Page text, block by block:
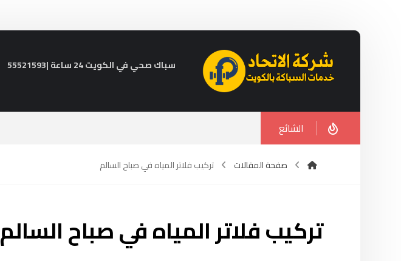
سباك صحي في الكويت 24 ساعة |55521593
الشائع
صفحة المقالات تركيب فلاتر المياه في صباح السالم
تركيب فلاتر المياه في صباح السالم